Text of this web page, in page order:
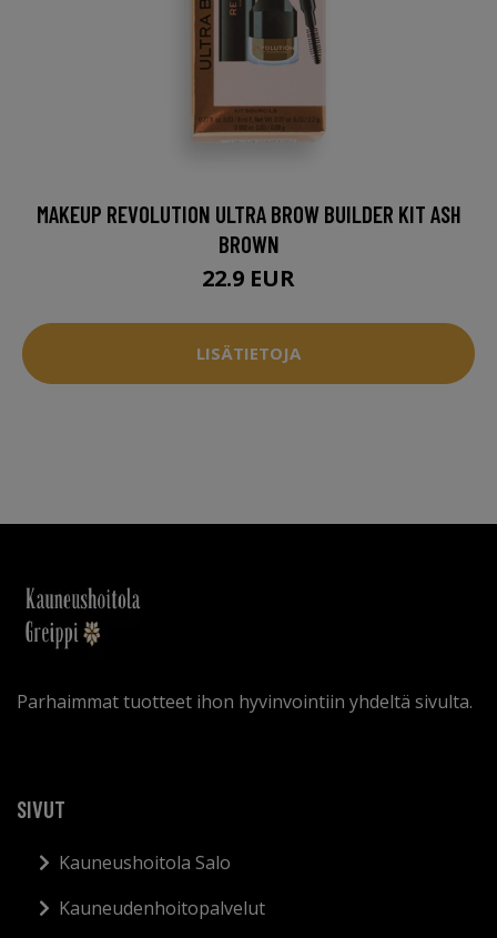
MAKEUP REVOLUTION ULTRA BROW BUILDER KIT ASH
BROWN
22.9 EUR
LISÄTIETOJA
Parhaimmat tuotteet ihon hyvinvointiin yhdeltä sivulta.
SIVUT
Kauneushoitola Salo
Kauneudenhoitopalvelut